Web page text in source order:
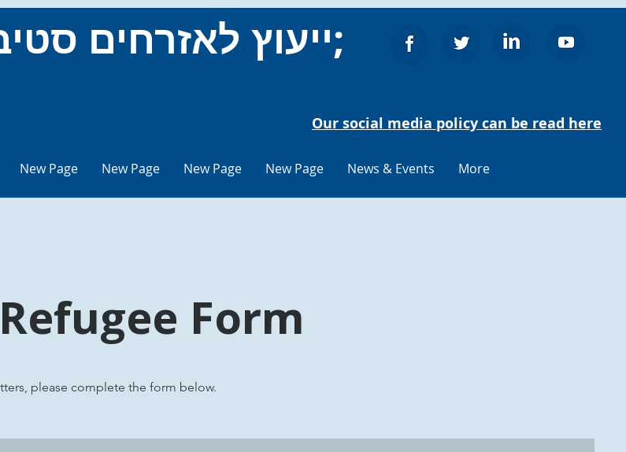
ייעוץ לאזרחים סטיבאנג&#39;
Our social media policy can be read here
New Page New Page New Page New Page News & Events More
Form
please complete the form below.